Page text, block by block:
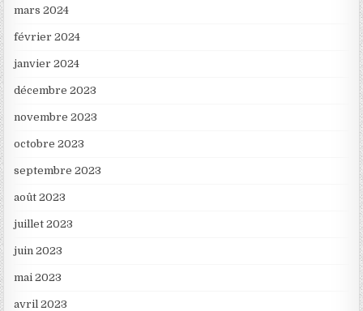
mars 2024
février 2024
janvier 2024
décembre 2023
novembre 2023
octobre 2023
septembre 2023
août 2023
juillet 2023
juin 2023
mai 2023
avril 2023